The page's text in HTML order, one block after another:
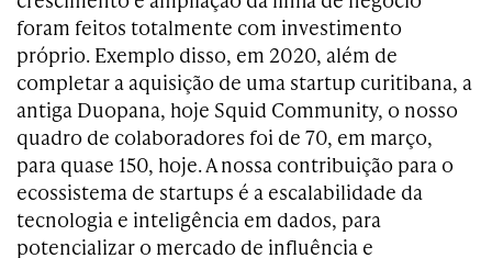
foram feitos totalmente com investimento
próprio. Exemplo disso, em 2020, além de
completar a aquisição de uma startup curitibana, a
antiga Duopana, hoje Squid Community, o nosso
quadro de colaboradores foi de 70, em março,
para quase 150, hoje. A nossa contribuição para o
ecossistema de startups é a escalabilidade da
tecnologia e inteligência em dados, para
potencializar o mercado de influência e